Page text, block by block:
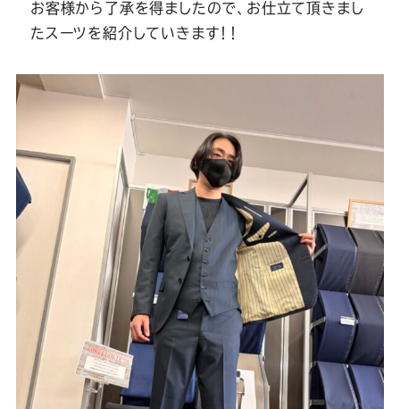
の
公
式
Youtube
の
公
式
Facebook
の
公
式
Twitter
の
公
式
Instagram
の
公
LINE
お客様から了承を得ましたので、お仕立て頂きまし
たスーツを紹介していきます！！